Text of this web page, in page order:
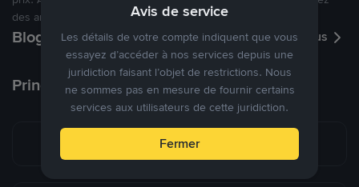
des annonces commerciales pour fixer vos propres prix.
Blog P2P Voir plus
Principaux modes de paiement
Avis de service
Les détails de votre compte indiquent que vous
essayez d’accéder à nos services depuis une
juridiction faisant l’objet de restrictions. Nous
ne sommes pas en mesure de fournir certains
services aux utilisateurs de cette juridiction.
Fermer